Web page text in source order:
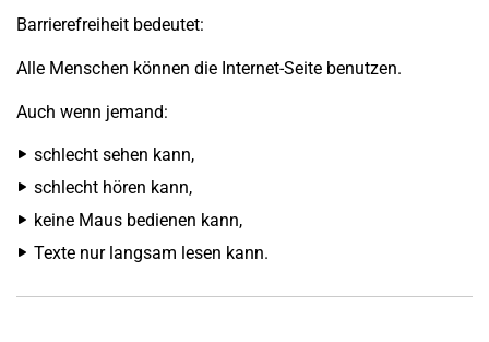
Barrierefreiheit bedeutet:
Alle Menschen können die Internet-Seite benutzen.
Auch wenn jemand:
schlecht sehen kann,
schlecht hören kann,
keine Maus bedienen kann,
Texte nur langsam lesen kann.